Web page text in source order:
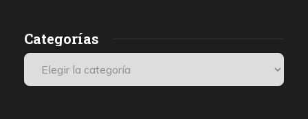
Categorías